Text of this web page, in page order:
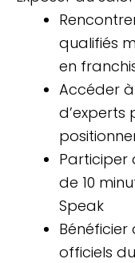
qualifiés
en
Accéder
d’experts
Participer
de 10
Speak
Bénéficier
officiels